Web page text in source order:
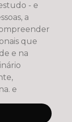
- e
a
que
e na
e